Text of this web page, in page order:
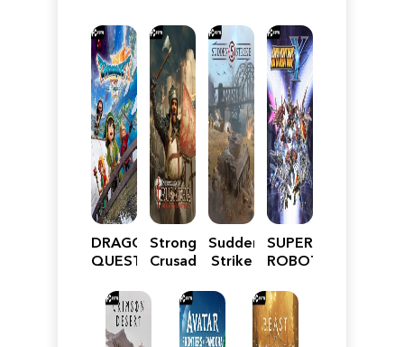
DRAGON
QUEST
Reimagined
Stronghold
Crusader:
Edition
Sudden
Strike
SUPER
ROBOT
Y